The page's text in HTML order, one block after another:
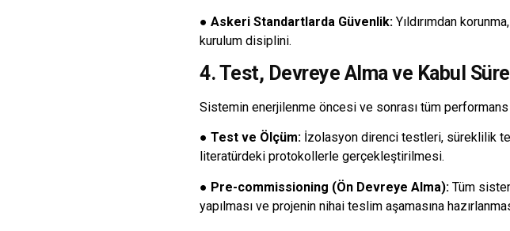
● Askeri Standartlarda Güvenlik: Yıldırımdan
kurulum disiplini.
4. Test, Devreye Alma ve Kabul
Sistemin enerjilenme öncesi ve sonrası tüm
● Test ve Ölçüm: İzolasyon direnci testleri, süreklilik
literatürdeki protokollerle gerçekleştirilmesi.
● Pre-commissioning (Ön Devreye Alma): Tüm
yapılması ve projenin nihai teslim aşamasına